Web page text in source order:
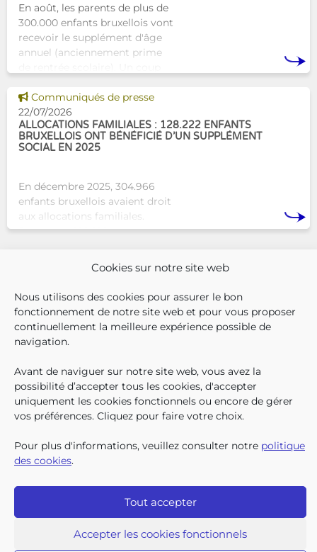
Cookies sur notre site web
Nous utilisons des cookies pour assurer le bon
fonctionnement de notre site web et pour vous proposer
continuellement la meilleure expérience possible de
navigation.
Avant de naviguer sur notre site web, vous avez la
possibilité d’accepter tous les cookies, d'accepter
uniquement les cookies fonctionnels ou encore de gérer
vos préférences. Cliquez pour faire votre choix.
Pour plus d'informations, veuillez consulter notre politique
des cookies.
Tout accepter
Accepter les cookies fonctionnels
En août, les parents de plus de
300.000 enfants bruxellois vont
recevoir le supplément d'âge
annuel (anciennement prime
commencer la
Voir cette news
Communiqués de presse
22/07/2026
ALLOCATIONS FAMILIALES : 128.222 ENFANTS
BRUXELLOIS ONT BÉNÉFICIÉ D’UN SUPPLÉMENT
SOCIAL EN 2025
En décembre 2025, 304.966
enfants bruxellois avaient droit
aux allocations familiales.
Parmi eux, 128.222
montant de base de leurs all
QUI SOMMES-NOUS ?
TOUTES LES NEWS
TRANSPARENCE
CONTACTEZ-NOUS
Iriscare • 71 rue Belliard boîte 2 • 1040 Bruxelles
2026 Iriscare
Protection des données à caractère personnel
Clause de non-responsabilité
Responsible Disclosure